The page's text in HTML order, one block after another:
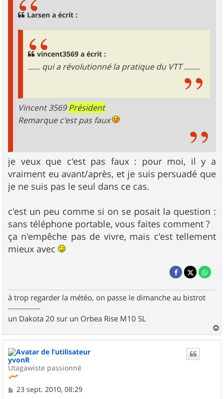
Larsen a écrit :
vincent3569 a écrit :
...... qui a révolutionné la pratique du VTT ........
Vincent 3569Président
Remarque c'est pas faux
je veux que c'est pas faux : pour moi, il y a
vraiment eu avant/après, et je suis persuadé que
je ne suis pas le seul dans ce cas.
c'est un peu comme si on se posait la question :
sans téléphone portable, vous faites comment ?
ça n'empêche pas de vivre, mais c'est tellement
mieux avec
à trop regarder la météo, on passe le dimanche au bistrot
-------------
un Dakota 20 sur un Orbea Rise M10 SL
a
u
yvonR
Utagawiste passionné
M
23 sept. 2010, 08:29